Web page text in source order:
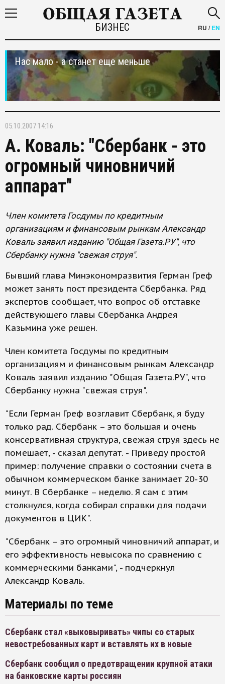
БИЗНЕС RU /EN
Нас мало - а станет еще меньше
05.10.2007 14:16
А. Коваль: "Сбербанк - это
огромный чиновничий
аппарат"
Член комитета Госдумы по кредитным
организациям и финансовым рынкам Александр
Коваль заявил изданию "Общая Газета.РУ", что
Сбербанку нужна "свежая струя".
Бывший глава Минэкономразвития Герман Греф
может занять пост президента Сбербанка. Ряд
экспертов сообщает, что вопрос об отставке
действующего главы Сбербанка Андрея
Казьмина уже решен.
Член комитета Госдумы по кредитным
организациям и финансовым рынкам Александр
Коваль заявил изданию "Общая Газета.РУ", что
Сбербанку нужна "свежая струя".
"Если Герман Греф возглавит Сбербанк, я буду
только рад. Сбербанк – это большая и очень
консервативная структура, свежая струя здесь не
помешает, - сказал депутат. - Приведу простой
пример: получение справки о состоянии счета в
обычном коммерческом банке занимает 20-30
минут. В Сбербанке – неделю. Я сам с этим
столкнулся, когда собирал справки для подачи
документов в ЦИК".
"Сбербанк – это огромный чиновничий аппарат, и
его эффективность невысока по сравнению с
коммерческими банками", - подчеркнул
Александр Коваль.
Материалы по теме
Сбербанк стал «выковыривать» чипы со старых
невостребованных карт и вставлять их в новые
Сбербанк сообщил о предотвращении крупной атаки
на банковские карты россиян